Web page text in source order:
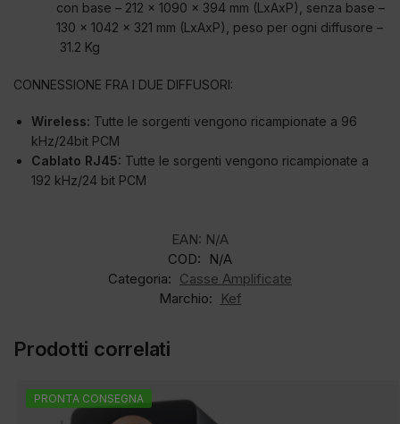
con base – 212 x 1090 x 394 mm (LxAxP), senza base –
130 x 1042 x 321 mm (LxAxP), peso per ogni diffusore –
31.2 Kg
CONNESSIONE FRA I DUE DIFFUSORI:
Wireless: Tutte le sorgenti vengono ricampionate a 96
kHz/24bit PCM
Cablato RJ45: Tutte le sorgenti vengono ricampionate a
192 kHz/24 bit PCM
EAN: N/A
COD:
N/A
Categoria: Casse Amplificate
Marchio:
Kef
Prodotti correlati
PRONTA CONSEGNA